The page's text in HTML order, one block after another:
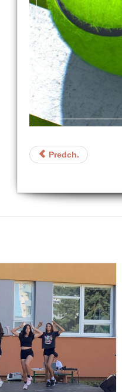
Predch.